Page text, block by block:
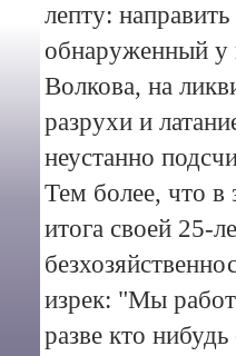
лепту:
обнаруженный у
Волкова, на
разрухи и
неустанно
Тем более, что в
итога своей 25-
изрек: "Мы
разве кто